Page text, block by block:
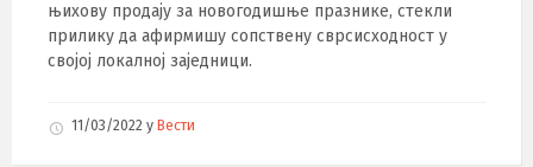
њихову продају за новогодишње празнике, стекли
прилику да афирмишу сопствену сврсисходност у
својој локалној заједници.
11/03/2022 у Вести